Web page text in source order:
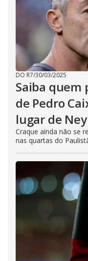
DO R7/30/03/2025
Saiba quem
de Pedro
lugar de
Craque ainda não se
nas quartas do